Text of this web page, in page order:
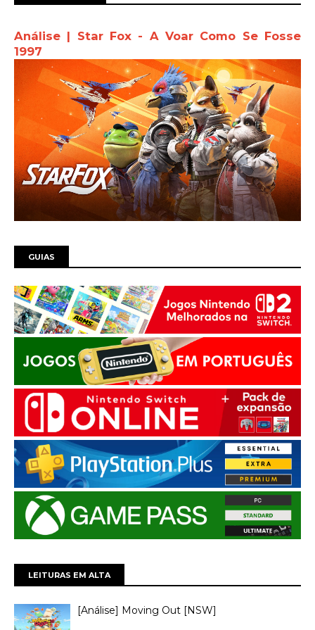
Análise | Star Fox - A Voar Como Se Fosse
1997
GUIAS
LEITURAS EM ALTA
[Análise] Moving Out [NSW]